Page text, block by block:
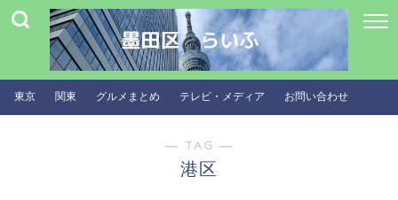
東京 関東 グルメまとめ テレビ・メディア お問い合わせ
― TAG ―
港区